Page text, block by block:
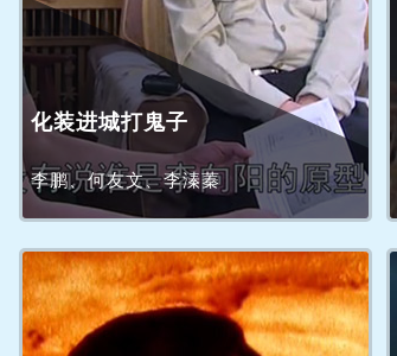
化装进城打鬼子
李鹏、何友文、李溱蓁